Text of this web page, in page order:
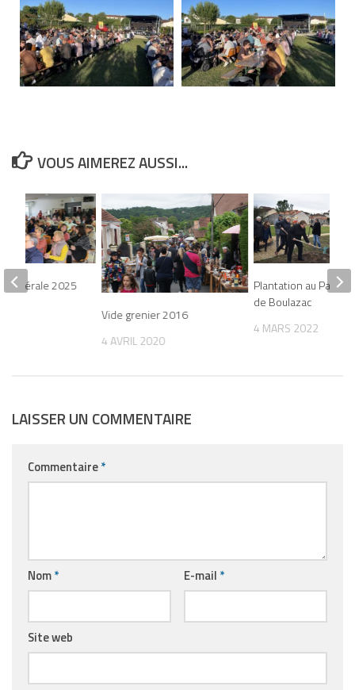
VOUS AIMEREZ AUSSI...
Vide grenier 2016
4 AVRIL 2020
Plantation au Parc
de Boulazac
4 MARS 2022
Générale 2025
LAISSER UN COMMENTAIRE
Commentaire*
Nom* E-mail *
Site web